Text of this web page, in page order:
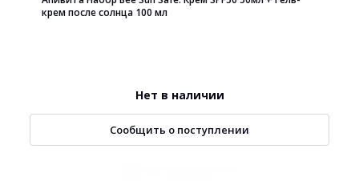
крем после солнца 100 мл
Нет в наличии
Сообщить о поступлении